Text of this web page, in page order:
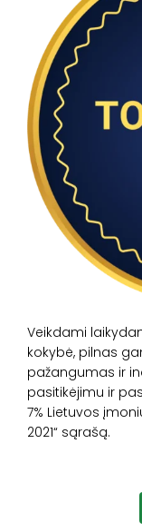
Veikdami
kokybė, pilnas
pažangumas ir
pasitikėjimu ir
7% Lietuvos
2021“ sąrašą.